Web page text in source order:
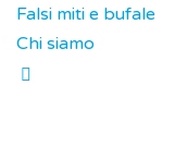
Falsi miti e bufale
Chi siamo